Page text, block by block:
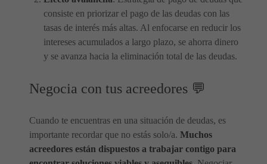
consiste en priorizar el pago de las deudas con las
tasas de interés más altas. Al enfocarse en reducir los
intereses acumulados a largo plazo, se ahorra dinero
y se avanza hacia la eliminación total de las deudas.
Negocia con tus acreedores 💬
Cuando te encuentras en una situación de deudas, es
importante recordar que no estás solo/a. Muchos
acreedores están dispuestos a trabajar contigo para